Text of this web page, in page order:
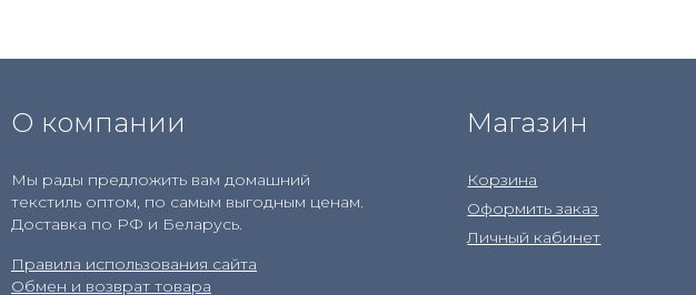
О компании
Мы рады предложить вам домашний
текстиль оптом, по самым выгодным ценам.
Доставка по РФ и Беларусь.
Правила использования сайта
Обмен и возврат товара
Магазин
Корзина
Оформить заказ
Личный кабинет